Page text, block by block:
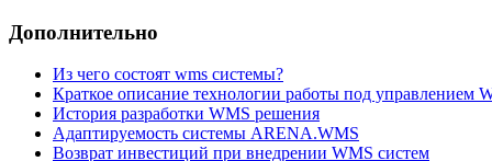
Дополнительно
Из чего состоят wms системы?
Краткое описание технологии работы под управлением
История разработки WMS решения
Адаптируемость системы ARENA.WMS
Возврат инвестиций при внедрении WMS систем